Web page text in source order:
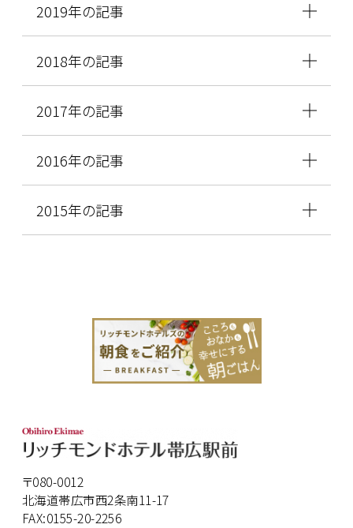
2019年の記事
2018年の記事
2017年の記事
2016年の記事
2015年の記事
〒080-0012
北海道帯広市西2条南11-17
FAX:0155-20-2256